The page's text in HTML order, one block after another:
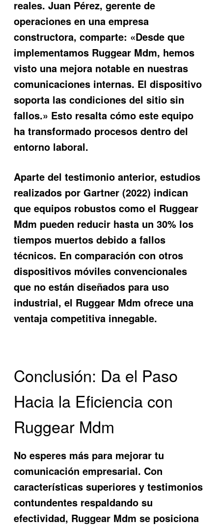
reales. Juan Pérez, gerente de
operaciones en una empresa
constructora, comparte: «Desde que
implementamos Ruggear Mdm, hemos
visto una mejora notable en nuestras
comunicaciones internas. El dispositivo
soporta las condiciones del sitio sin
fallos.» Esto resalta cómo este equipo
ha transformado procesos dentro del
entorno laboral.
Aparte del testimonio anterior, estudios
realizados por Gartner (2022) indican
que equipos robustos como el Ruggear
Mdm pueden reducir hasta un 30% los
tiempos muertos debido a fallos
técnicos. En comparación con otros
dispositivos móviles convencionales
que no están diseñados para uso
industrial, el Ruggear Mdm ofrece una
ventaja competitiva innegable.
Conclusión: Da el Paso
Hacia la Eficiencia con
Ruggear Mdm
No esperes más para mejorar tu
comunicación empresarial. Con
características superiores y testimonios
contundentes respaldando su
efectividad, Ruggear Mdm se posiciona